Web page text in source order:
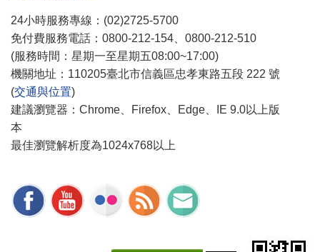
24小時服務專線：(02)2725-5700
免付費服務電話：0800-212-154、0800-212-510
(服務時間：星期一至星期五08:00~17:00)
機關地址：110205臺北市信義區忠孝東路五段 222 號
(交通與位置)
建議瀏覽器：Chrome、Firefox、Edge、IE 9.0以上版
本
最佳瀏覽解析度為1024x768以上